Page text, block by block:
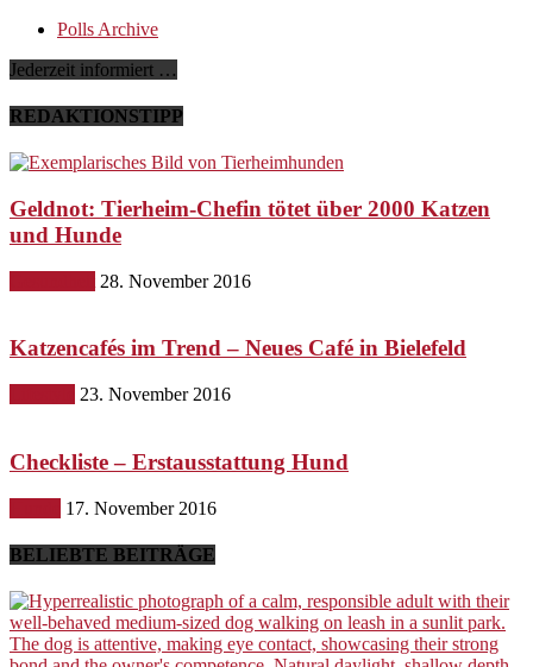
Polls Archive
Jederzeit informiert …
REDAKTIONSTIPP
Geldnot: Tierheim-Chefin tötet über 2000 Katzen
und Hunde
28. November 2016
Katzencafés im Trend – Neues Café in Bielefeld
23. November 2016
Checkliste – Erstausstattung Hund
17. November 2016
BELIEBTE BEITRÄGE